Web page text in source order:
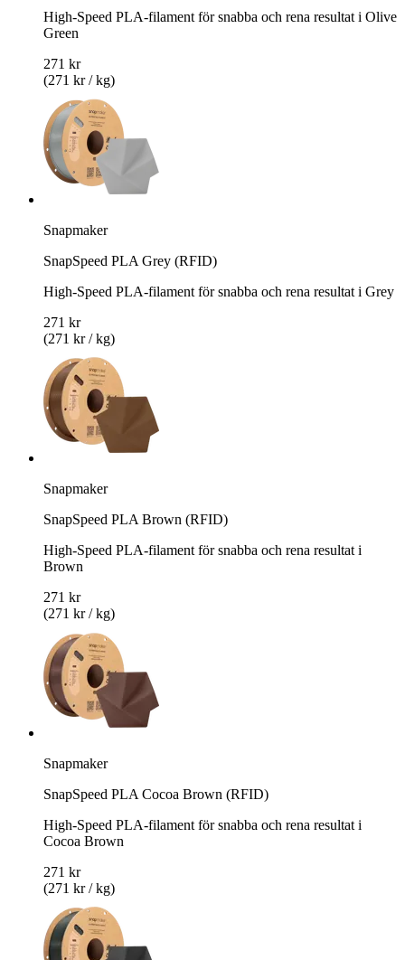
High-Speed PLA-filament för snabba och rena resultat i Olive
Green
271 kr
(271 kr / kg)
Snapmaker
SnapSpeed PLA Grey (RFID)
High-Speed PLA-filament för snabba och rena resultat i Grey
271 kr
(271 kr / kg)
Snapmaker
SnapSpeed PLA Brown (RFID)
High-Speed PLA-filament för snabba och rena resultat i
Brown
271 kr
(271 kr / kg)
Snapmaker
SnapSpeed PLA Cocoa Brown (RFID)
High-Speed PLA-filament för snabba och rena resultat i
Cocoa Brown
271 kr
(271 kr / kg)